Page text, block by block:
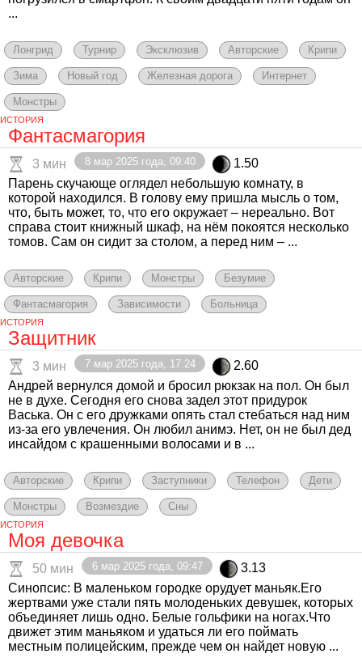
...
Лонгрид Турнир Эксклюзив Авторские Крипи
Зима Новый год Железная дорога Интернет
Монстры
ИСТОРИЯ
Фантасмагория
3 мин 8 мар 2025 года, 09:40
1.50
Парень скучающе оглядел небольшую комнату, в
которой находился. В голову ему пришла мысль о том,
что, быть может, то, что его окружает – нереально. Вот
справа стоит книжный шкаф, на нём покоятся несколько
томов. Сам он сидит за столом, а перед ним – ...
Авторские Крипи Монстры Безумие
Фантасмагория Зависимости Больница
ИСТОРИЯ
Защитник
3 мин 7 мар 2025 года, 17:24
2.60
Андрей вернулся домой и бросил рюкзак на пол. Он был
не в духе. Сегодня его снова задел этот придурок
Васька. Он с его дружками опять стал стебаться над ним
из-за его увлечения. Он любил анимэ. Нет, он не был дед
инсайдом с крашенными волосами и в ...
Авторские Крипи Заступники Телефон Дети
Монстры Возмездие Сны
ИСТОРИЯ
Моя девочка
50 мин 6 мар 2025 года, 09:47
3.13
Синопсис: В маленьком городке орудует маньяк.Его
жертвами уже стали пять молоденьких девушек, которых
объединяет лишь одно. Белые гольфики на ногах.Что
движет этим маньяком и удаться ли его поймать
местным полицейским, прежде чем он найдет новую ...